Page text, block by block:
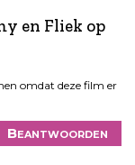
en Fliek op
omdat deze film er
Beantwoorden